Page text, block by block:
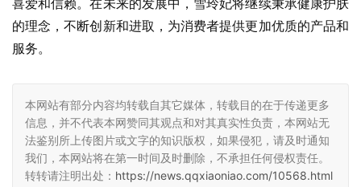
喜爱和信赖。在未来的发展中，雪玲妃将继续秉承健康护肤
的理念，不断创新和进取，为消费者提供更加优质的产品和
服务。
本网站有部分内容均转载自其它媒体，转载目的在于传递更多
信息，并不代表本网赞同其观点和对其真实性负责，本网站无
法鉴别所上传图片或文字的知识版权，如果侵犯，请及时通知
我们，本网站将在第一时间及时删除，不承担任何侵权责任。
转转请注明出处： https://news.qqxiaoniao.com/10568.html